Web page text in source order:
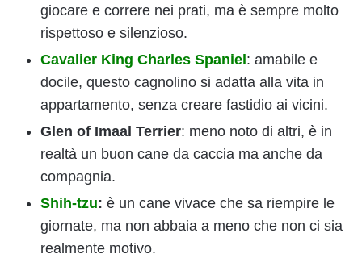
giocare e correre nei prati, ma è sempre molto
rispettoso e silenzioso.
Cavalier King Charles Spaniel : amabile e
docile, questo cagnolino si adatta alla vita in
appartamento, senza creare fastidio ai vicini.
Glen of Imaal Terrier: meno noto di altri, è in
realtà un buon cane da caccia ma anche da
compagnia.
Shih-tzu: è un cane vivace che sa riempire le
giornate, ma non abbaia a meno che non ci sia
realmente motivo.